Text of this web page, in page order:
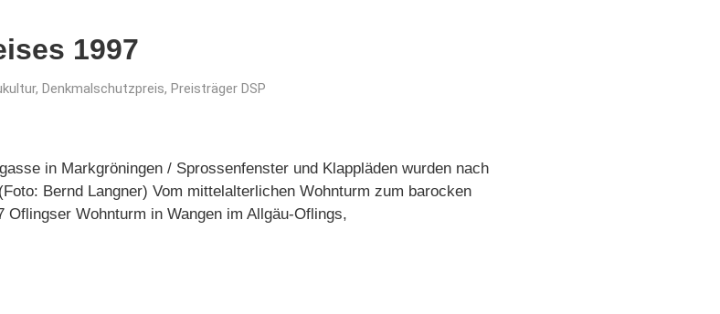
1997
, Denkmalschutzpreis, Preisträger DSP
in Markgröningen / Sprossenfenster und Klappläden wurden nach
Bernd Langner) Vom mittelalterlichen Wohnturm zum barocken
Wohnturm in Wangen im Allgäu-Oflings,